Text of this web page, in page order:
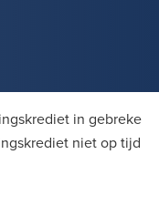
in gebreke
niet op tijd